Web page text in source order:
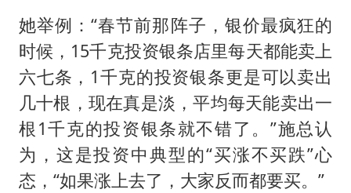
她举例：“春节前那阵子，银价最疯狂的
时候，15千克投资银条店里每天都能卖上
六七条，1千克的投资银条更是可以卖出
几十根，现在真是淡，平均每天能卖出一
根1千克的投资银条就不错了。”施总认
为，这是投资中典型的“买涨不买跌”心
态，“如果涨上去了，大家反而都要买。”